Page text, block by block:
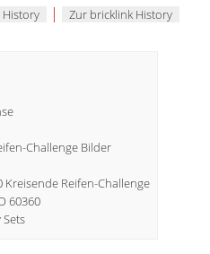
| Zur bricklink History
Challenge Bilder
Kreisende Reifen-Challenge
60360